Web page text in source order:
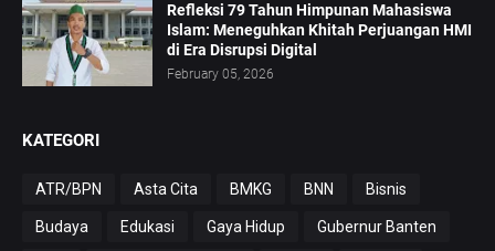
Refleksi 79 Tahun Himpunan Mahasiswa
Islam: Meneguhkan Khitah Perjuangan HMI
di Era Disrupsi Digital
February 05, 2026
KATEGORI
ATR/BPN Asta Cita BMKG BNN Bisnis
Budaya Edukasi Gaya Hidup Gubernur Banten